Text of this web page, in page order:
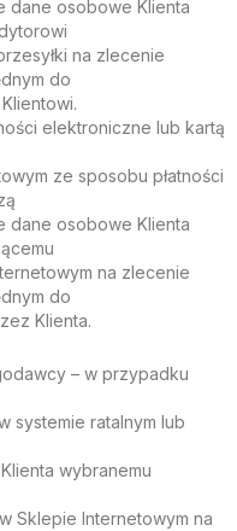
dane osobowe Klienta
na zlecenie
do
elektroniczne lub kartą
ze sposobu płatności
dane osobowe Klienta
na zlecenie
do
Klienta.
– w przypadku
systemie ratalnym lub
wybranemu
Sklepie Internetowym na